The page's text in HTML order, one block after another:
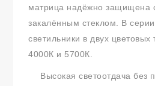
матрица надёжно защищена
закалённым стеклом. В
светильники в двух цветовых
4000К и 5700К.
Высокая светоотдача без